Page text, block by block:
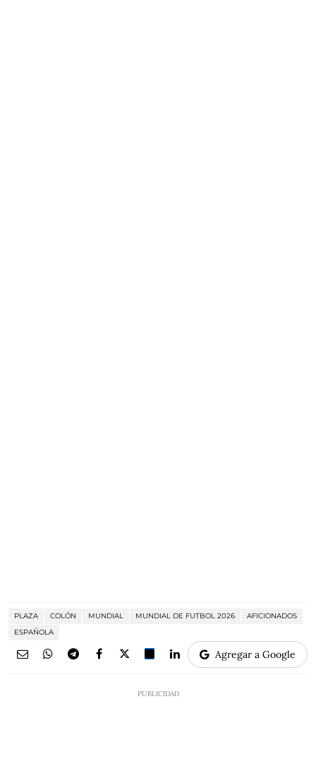
PLAZA COLÓN MUNDIAL MUNDIAL DE FUTBOL 2026
AFICIONADOS
ESPAÑOLA
Agregar a Google